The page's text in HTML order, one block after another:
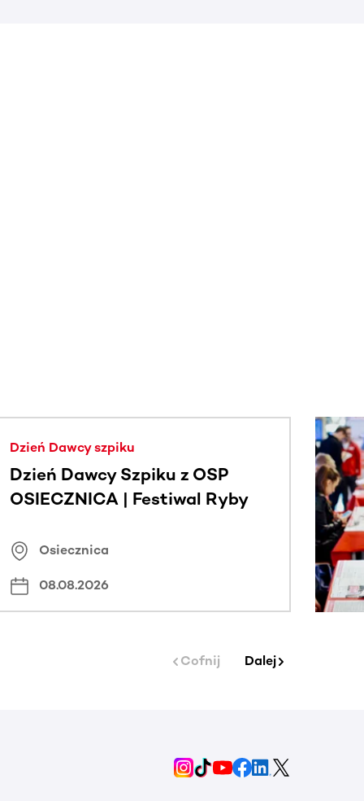
Dzień Dawcy szpiku
Dzień Dawcy Szpiku z OSP
OSIECZNICA | Festiwal Ryby
Osiecznica
08.08.2026
Cofnij Dalej